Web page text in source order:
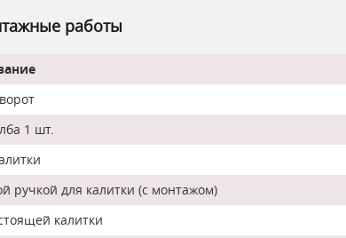
работы
1 шт.
ручкой для калитки (с монтажом)
калитки